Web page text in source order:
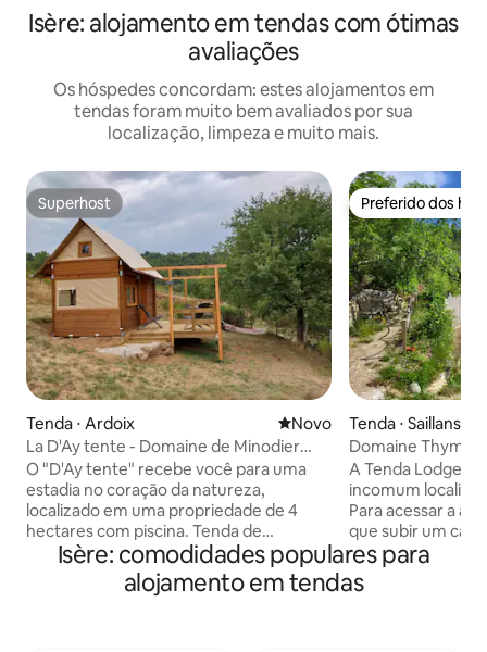
Isère: alojamento em tendas com ótimas
avaliações
Os hóspedes concordam: estes alojamentos em
tendas foram muito bem avaliados por sua
localização, limpeza e muito mais.
Superhost
Superhost
Tenda ⋅ Ardoix Novo lugar para ficar
Novo
La D'Ay tente - Domaine de Minodier
(com piscina)
O "D'Ay tente" recebe você para uma
estadia no coração da natureza,
localizado em uma propriedade de 4
hectares com piscina. Tenda de
alojamento não conectada a serviços
elétrica a bateria - Água por bomba de
Preferido dos
Preferido dos
Tenda ⋅ Saillans
Domaine Thym
Lodge
A Tenda Lodge é
incomum
Para acessar a
que subir um
vinte metros, o
embaixo. Neste
você encontrará
Isère: comodidades populares para
alojamento em tendas